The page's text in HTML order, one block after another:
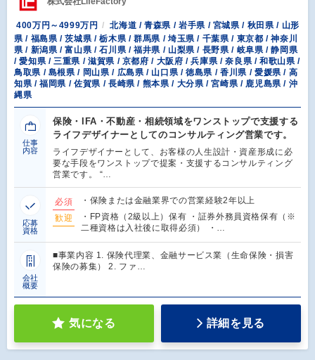
400万円～4999万円
北海道 / 青森県 / 岩手県 / 宮城県 / 秋田県 / 山形
県 / 福島県 / 茨城県 / 栃木県 / 群馬県 / 埼玉県 / 千葉県 / 東京都 / 神奈川
県 / 新潟県 / 富山県 / 石川県 / 福井県 / 山梨県 / 長野県 / 岐阜県 / 静岡県
/ 愛知県 / 三重県 / 滋賀県 / 京都府 / 大阪府 / 兵庫県 / 奈良県 / 和歌山県 /
鳥取県 / 島根県 / 岡山県 / 広島県 / 山口県 / 徳島県 / 香川県 / 愛媛県 / 高
知県 / 福岡県 / 佐賀県 / 長崎県 / 熊本県 / 大分県 / 宮崎県 / 鹿児島県 / 沖
縄県
仕事
内容
保険・IFA・不動産・相続領域をワンストップで支援する
ライフデザイナーとしてのコンサルティング営業です。
ライフデザイナーとして、お客様の人生設計・資産形成に必
要な手段をワンストップで提案・支援するコンサルティング
営業です。 “…
応募
資格
必須
・保険または金融業界での営業経験2年以上
歓迎
・FP資格（2級以上）保有 ・証券外務員資格保有（※
二種資格は入社後に取得必須） ・…
会社
概要
■事業内容 1. 保険代理業、金融サービス業（生命保険・損害
保険の募集） 2. ファ…
気になる 詳細を見る